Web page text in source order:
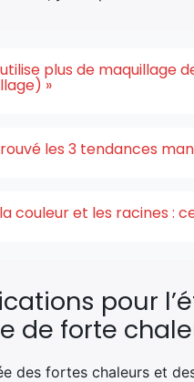
plus de maquillage
»
les 3 tendances
couleur et les racines :
pour
de forte
des fortes chaleurs et